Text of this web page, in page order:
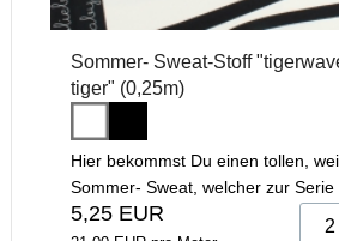
Sommer- Sweat-Stoff
tiger" (0,25m)
Hier bekommst Du einen tollen,
Sommer- Sweat, welcher zur Serie
5,25 EUR